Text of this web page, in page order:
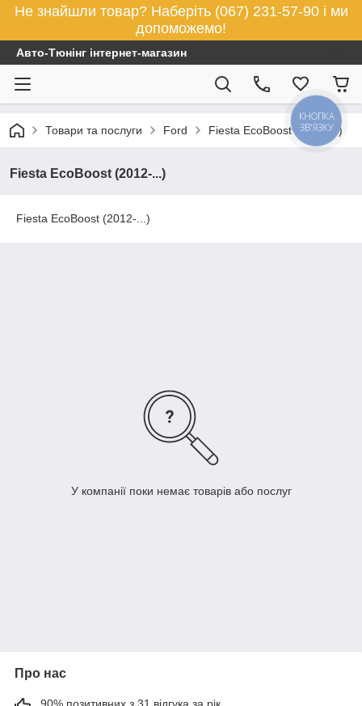
Не знайшли товар? Наберіть (067) 231-57-90 і ми
допоможемо!
Авто-Тюнінг інтернет-магазин
Товари та послуги Ford Fiesta EcoBoost (2012-...)
Fiesta EcoBoost (2012-...)
Fiesta EcoBoost (2012-...)
У компанії поки немає товарів або послуг
Про нас
КНОПКА
ЗВ'ЯЗКУ